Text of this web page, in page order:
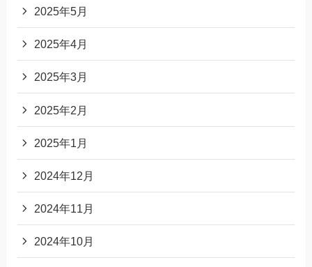
2025年5月
2025年4月
2025年3月
2025年2月
2025年1月
2024年12月
2024年11月
2024年10月